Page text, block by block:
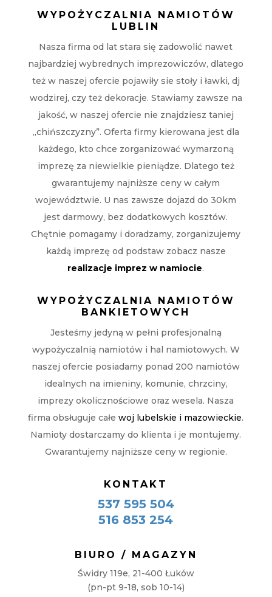
WYPOŻYCZALNIA NAMIOTÓW
LUBLIN
Nasza firma od lat stara się zadowolić nawet
najbardziej wybrednych imprezowiczów, dlatego
też w naszej ofercie pojawiły sie stoły i ławki, dj
wodzirej, czy też dekoracje. Stawiamy zawsze na
jakość, w naszej ofercie nie znajdziesz taniej
„chińszczyzny”. Oferta firmy kierowana jest dla
każdego, kto chce zorganizować wymarzoną
imprezę za niewielkie pieniądze. Dlatego też
gwarantujemy najniższe ceny w całym
województwie. U nas zawsze dojazd do 30km
jest darmowy, bez dodatkowych kosztów.
Chętnie pomagamy i doradzamy, zorganizujemy
każdą imprezę od podstaw zobacz nasze
realizacje imprez w namiocie.
WYPOŻYCZALNIA NAMIOTÓW
BANKIETOWYCH
Jesteśmy jedyną w pełni profesjonalną
wypożyczalnią namiotów i hal namiotowych. W
naszej ofercie posiadamy ponad 200 namiotów
idealnych na imieniny, komunie, chrzciny,
imprezy okolicznościowe oraz wesela. Nasza
firma obsługuje całewoj lubelskie i mazowieckie.
Namioty dostarczamy do klienta i je montujemy.
Gwarantujemy najniższe ceny w regionie.
KONTAKT
537 595 504
516 853 254
BIURO / MAGAZYN
Świdry 119e, 21-400 Łuków
(pn-pt 9-18, sob 10-14)